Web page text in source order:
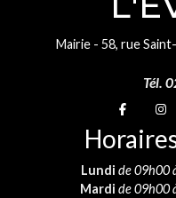
Mairie - 58, rue
Tél.
Suivez-
Lundi de 09h00
Mardi de 09h00